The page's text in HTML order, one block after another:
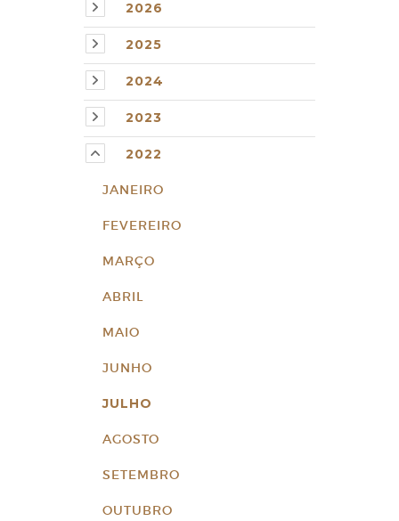
2026
2025
2024
2023
2022
JANEIRO
FEVEREIRO
MARÇO
ABRIL
MAIO
JUNHO
JULHO
AGOSTO
SETEMBRO
OUTUBRO